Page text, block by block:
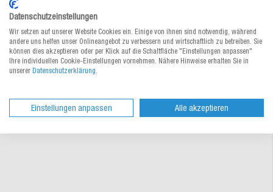
Produktvergleich - Tragetaschen
Datenschutzeinstellungen
Wir setzen auf unserer Website Cookies ein. Einige von ihnen sind notwendig, während
andere uns helfen unser Onlineangebot zu verbessern und wirtschaftlich zu betreiben. Sie
können dies akzeptieren oder per Klick auf die Schaltfläche "Einstellungen anpassen"
Ihre individuellen Cookie-Einstellungen vornehmen. Nähere Hinweise erhalten Sie in
unserer Datenschutzerklärung
Einstellungen anpassen Alle akzeptieren